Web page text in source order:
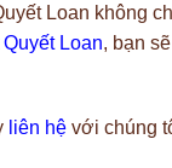
Loan không
Loan, bạn
liên hệ với chúng